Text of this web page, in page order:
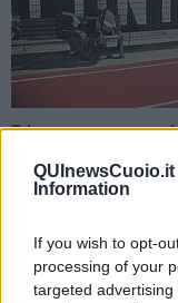
QUInewsCuoio.it
Information
If you wish to opt-
processing of your
targeted
Primo successo
La rete della vittoria
di Shekiladze